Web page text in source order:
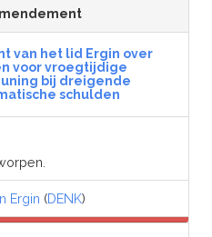
van het lid Ergin over
voor vroegtijdige
bij dreigende
schulden
Ergin (DENK)